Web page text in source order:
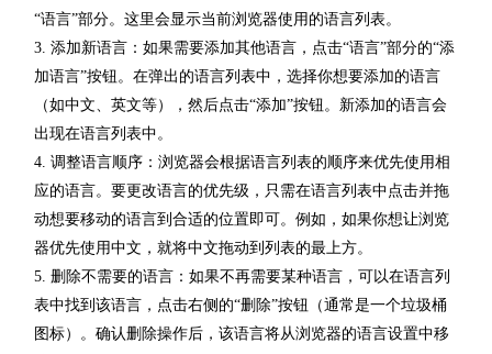
“语言”部分。这里会显示当前浏览器使用的语言列表。
3. 添加新语言：如果需要添加其他语言，点击“语言”部分的“添
加语言”按钮。在弹出的语言列表中，选择你想要添加的语言
（如中文、英文等），然后点击“添加”按钮。新添加的语言会
出现在语言列表中。
4. 调整语言顺序：浏览器会根据语言列表的顺序来优先使用相
应的语言。要更改语言的优先级，只需在语言列表中点击并拖
动想要移动的语言到合适的位置即可。例如，如果你想让浏览
器优先使用中文，就将中文拖动到列表的最上方。
5. 删除不需要的语言：如果不再需要某种语言，可以在语言列
表中找到该语言，点击右侧的“删除”按钮（通常是一个垃圾桶
图标）。确认删除操作后，该语言将从浏览器的语言设置中移